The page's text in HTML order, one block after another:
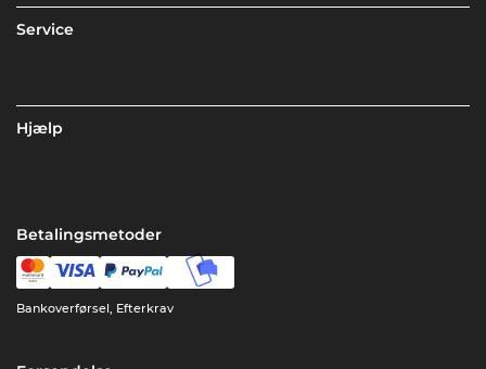
Service
Hjælp
Betalingsmetoder
Bankoverførsel, Efterkrav